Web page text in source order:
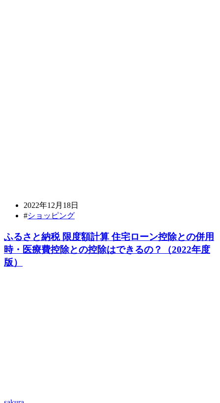
2022年12月18日
#ショッピング
ふるさと納税 限度額計算 住宅ローン控除との併用
時・医療費控除との控除はできるの？（2022年度
版）